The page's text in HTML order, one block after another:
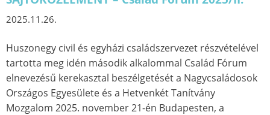
2025.11.26.
Huszonegy civil és egyházi családszervezet részvételével
tartotta meg idén második alkalommal Család Fórum
elnevezésű kerekasztal beszélgetését a Nagycsaládosok
Országos Egyesülete és a Hetvenkét Tanítvány
Mozgalom 2025. november 21-én Budapesten, a